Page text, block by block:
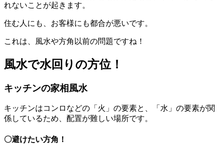
れないことが起きます。
住む人にも、お客様にも都合が悪いです。
これは、風水や方角以前の問題ですね！
風水で水回りの方位！
キッチンの家相風水
キッチンはコンロなどの「火」の要素と、「水」の要素が関
係しているため、配置が難しい場所です。
〇避けたい方角！